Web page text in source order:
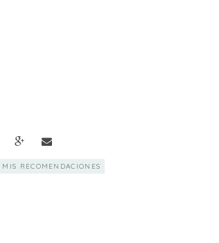
MIS RECOMENDACIONES